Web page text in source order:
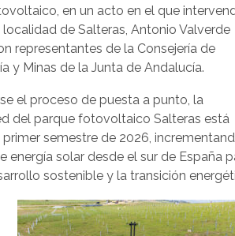
en un acto en el que
de Salteras, Antonio Valverde
representantes de la Consejería de
y Minas de la Junta de Andalucía.
el proceso de puesta a punto, la
del parque fotovoltaico Salteras está
semestre de 2026,
energía solar desde el sur de España
sostenible y la transición